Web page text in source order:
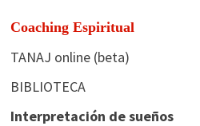
Coaching Espiritual
TANAJ online (beta)
BIBLIOTECA
Interpretación de sueños